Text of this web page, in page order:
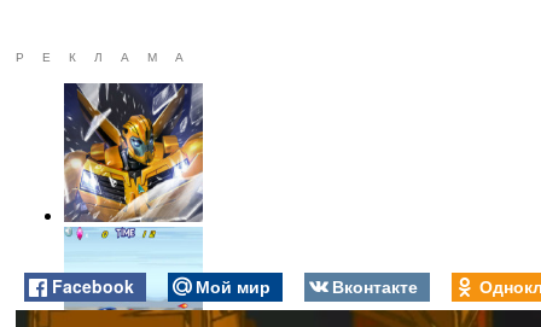
РЕКЛАМА
Facebook Мой мир Вконтакте